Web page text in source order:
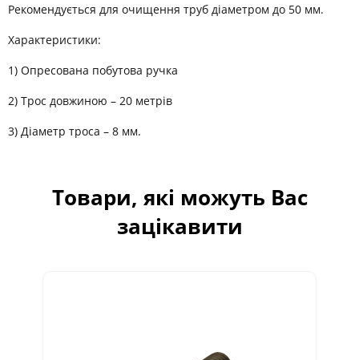
Рекомендується для очищення труб діаметром до 50 мм.
Характеристики:
1) Опресована побутова ручка
2) Трос довжиною – 20 метрів
3) Діаметр троса – 8 мм.
Товари, які можуть Вас
зацікавити